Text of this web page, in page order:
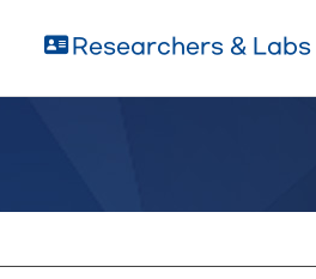
Researchers & Labs